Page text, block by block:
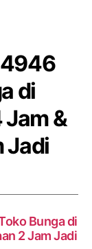
4946
di
&
Jadi
Bunga di
2 Jam Jadi